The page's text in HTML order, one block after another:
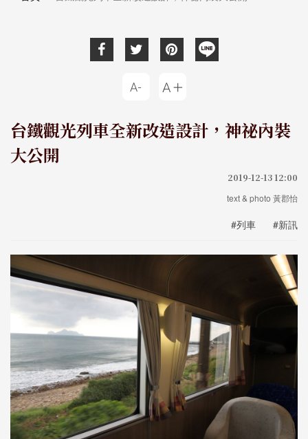
台鐵觀光列車全新改造設計，神祕內裝
大公開
2019-12-13 12:00
text & photo 黃郡怡
#列車 #新訊